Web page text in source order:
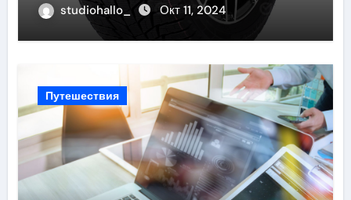
studiohallo_ Окт 11, 2024
Путешествия